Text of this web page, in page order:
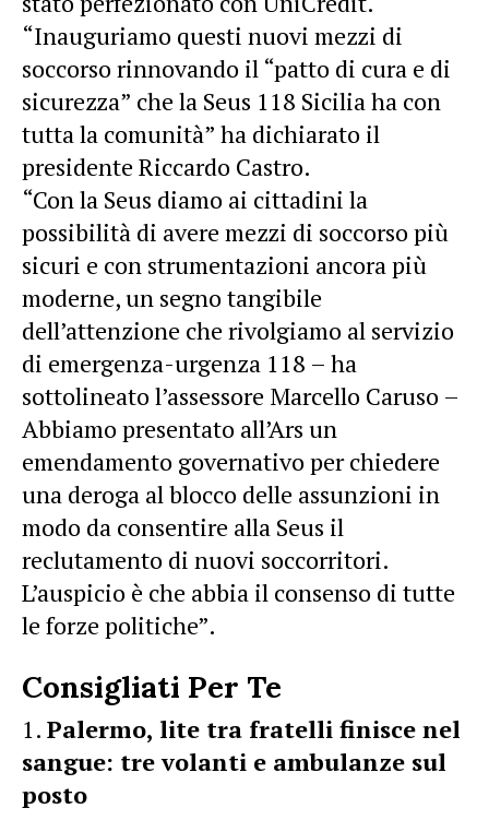
“Inauguriamo questi nuovi mezzi di
soccorso rinnovando il “patto di cura e di
sicurezza” che la Seus 118 Sicilia ha con
tutta la comunità” ha dichiarato il
presidente Riccardo Castro.
“Con la Seus diamo ai cittadini la
possibilità di avere mezzi di soccorso più
sicuri e con strumentazioni ancora più
moderne, un segno tangibile
dell’attenzione che rivolgiamo al servizio
di emergenza-urgenza 118 – ha
sottolineato l’assessore Marcello Caruso –
Abbiamo presentato all’Ars un
emendamento governativo per chiedere
una deroga al blocco delle assunzioni in
modo da consentire alla Seus il
reclutamento di nuovi soccorritori.
L’auspicio è che abbia il consenso di tutte
le forze politiche”.
Consigliati Per Te
Palermo, lite tra fratelli finisce nel
sangue: tre volanti e ambulanze sul
posto